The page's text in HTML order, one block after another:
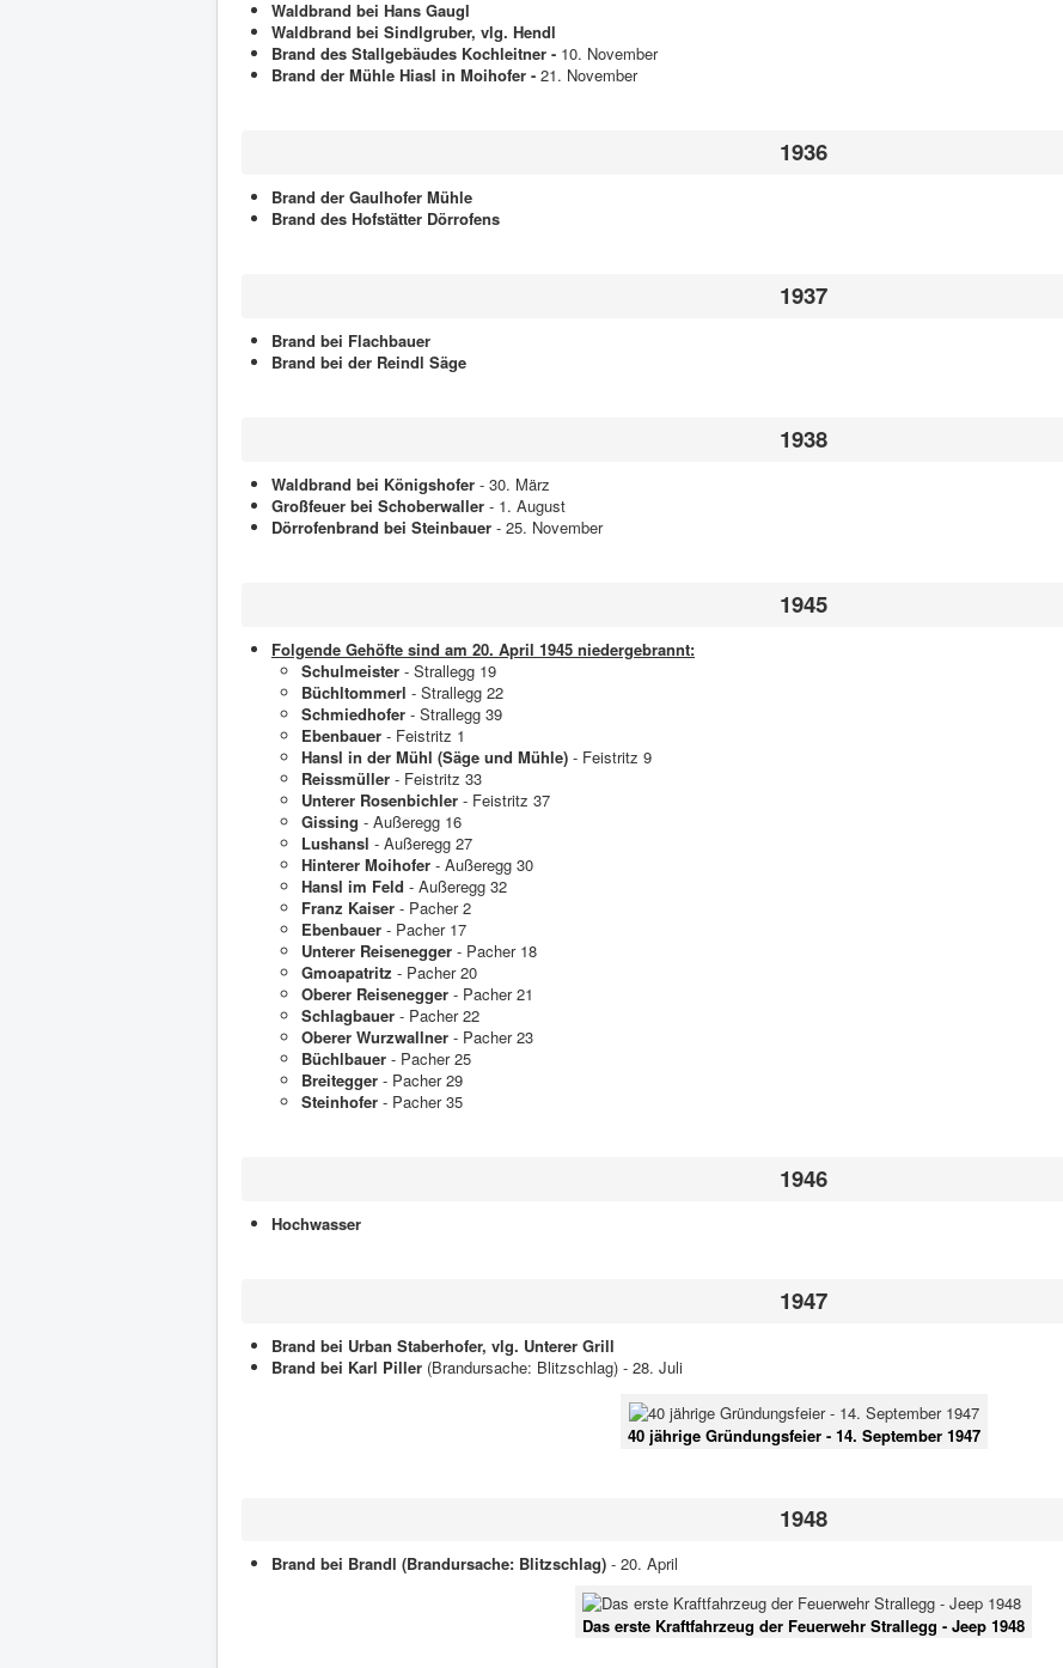
Waldbrand bei Hans Gaugl
Waldbrand bei Sindlgruber, vlg. Hendl
Brand des Stallgebäudes Kochleitner - 10. November
Brand der Mühle Hiasl in Moihofer - 21. November
1936
Brand der Gaulhofer Mühle
Brand des Hofstätter Dörrofens
1937
Brand bei Flachbauer
Brand bei der Reindl Säge
1938
Waldbrand bei Königshofer - 30. März
Großfeuer bei Schoberwaller - 1. August
Dörrofenbrand bei Steinbauer - 25. November
1945
Folgende Gehöfte sind am 20. April 1945 niedergebrannt:
Schulmeister - Strallegg 19
Büchltommerl - Strallegg 22
Schmiedhofer - Strallegg 39
Ebenbauer - Feistritz 1
Hansl in der Mühl (Säge und Mühle) - Feistritz 9
Reissmüller - Feistritz 33
Unterer Rosenbichler - Feistritz 37
Gissing - Außeregg 16
Lushansl - Außeregg 27
Hinterer Moihofer - Außeregg 30
Hansl im Feld - Außeregg 32
Franz Kaiser - Pacher 2
Ebenbauer - Pacher 17
Unterer Reisenegger - Pacher 18
Gmoapatritz - Pacher 20
Oberer Reisenegger - Pacher 21
Schlagbauer - Pacher 22
Oberer Wurzwallner - Pacher 23
Büchlbauer - Pacher 25
Breitegger - Pacher 29
Steinhofer - Pacher 35
1946
Hochwasser
1947
Brand bei Urban Staberhofer, vlg. Unterer Grill
Brand bei Karl Piller (Brandursache: Blitzschlag) - 28. Juli
40 jährige Gründungsfeier - 14. September 1947
1948
Brand bei Brandl (Brandursache: Blitzschlag) - 20. April
Das erste Kraftfahrzeug der Feuerwehr Strallegg - Jeep 1948